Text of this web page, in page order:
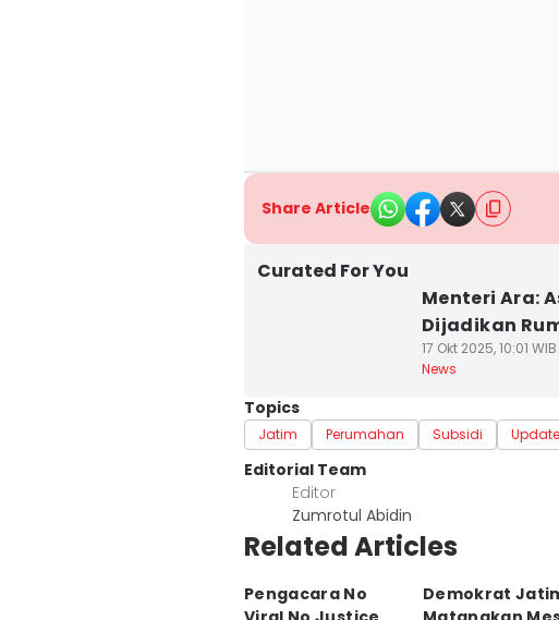
Share Article
Curated For You
Menteri Ara:
Dijadikan
17 Okt 2025, 10:01 WIB
News
Topics
Jatim Perumahan Subsidi
Editorial Team
Editor
Zumrotul Abidin
Related Articles
Pengacara No
Demokrat